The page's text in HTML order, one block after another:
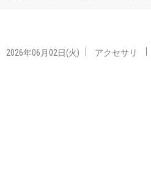
2026年06月02日(火) アクセサリ